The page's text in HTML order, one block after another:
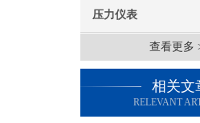
压力仪表
查看更多
相关文
RELEVANT